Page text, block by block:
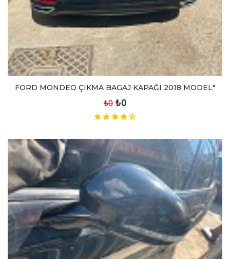
FORD MONDEO ÇIKMA BAGAJ KAPAĞI 2018 MODEL"
₺0 ₺0